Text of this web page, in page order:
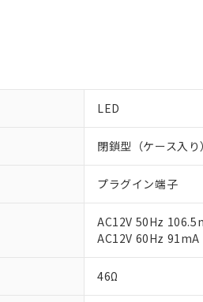
LED
閉鎖型（ケース入り）
プラグイン端子
AC12V 50Hz
AC12V 60Hz 91mA
46Ω